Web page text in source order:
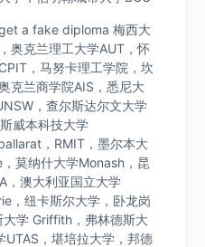
a fake diploma 梅西大
奥克兰理工大学AUT，怀
，马努卡理工学院，坎
克兰商学院AIS，悉尼大
，查尔斯达尔文大学
威本科技大学
，RMIT，墨尔本大
莫纳什大学Monash，昆
，澳大利亚国立大学
，纽卡斯尔大学，卧龙岗
学 Griffith，弗林德斯大
，堪培拉大学，邦德